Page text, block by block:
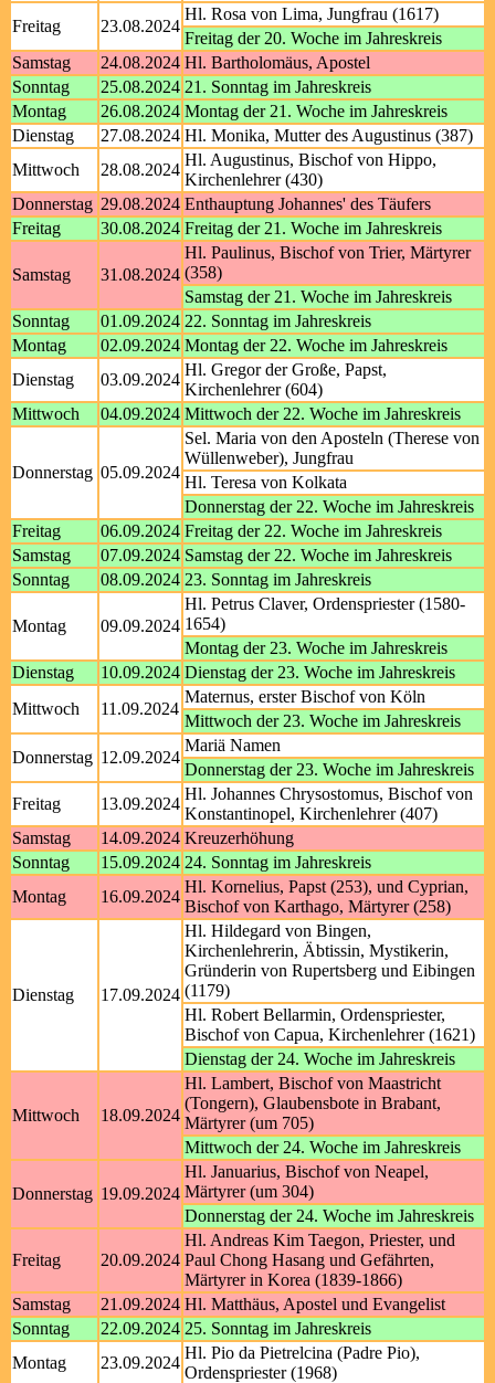
Freitag
23.08.2024
Hl. Rosa von Lima, Jungfrau (1617)
Freitag der 20. Woche im Jahreskreis
Samstag
24.08.2024 Hl. Bartholomäus, Apostel
Sonntag
25.08.2024 21. Sonntag im Jahreskreis
Montag
26.08.2024 Montag der 21. Woche im Jahreskreis
Dienstag
27.08.2024 Hl. Monika, Mutter des Augustinus (387)
Mittwoch
28.08.2024
Hl. Augustinus, Bischof von Hippo,
Kirchenlehrer (430)
Donnerstag 29.08.2024 Enthauptung Johannes' des Täufers
Freitag
30.08.2024 Freitag der 21. Woche im Jahreskreis
Samstag 31.08.2024
Hl. Paulinus, Bischof von Trier, Märtyrer
(358)
Samstag der 21. Woche im Jahreskreis
Sonntag
01.09.2024 22. Sonntag im Jahreskreis
Montag
02.09.2024 Montag der 22. Woche im Jahreskreis
Dienstag
03.09.2024
Hl. Gregor der Große, Papst,
Kirchenlehrer (604)
Mittwoch
04.09.2024 Mittwoch der 22. Woche im Jahreskreis
Donnerstag 05.09.2024
Sel. Maria von den Aposteln (Therese von
Wüllenweber), Jungfrau
Hl. Teresa von Kolkata
Donnerstag der 22. Woche im Jahreskreis
Freitag
06.09.2024 Freitag der 22. Woche im Jahreskreis
Samstag
07.09.2024 Samstag der 22. Woche im Jahreskreis
Sonntag
08.09.2024 23. Sonntag im Jahreskreis
Montag 09.09.2024
Hl. Petrus Claver, Ordenspriester (1580-
1654)
Montag der 23. Woche im Jahreskreis
Dienstag
10.09.2024 Dienstag der 23. Woche im Jahreskreis
Mittwoch
11.09.2024
Maternus, erster Bischof von Köln
Mittwoch der 23. Woche im Jahreskreis
Donnerstag 12.09.2024
Mariä Namen
Donnerstag der 23. Woche im Jahreskreis
Freitag
13.09.2024
Hl. Johannes Chrysostomus, Bischof von
Konstantinopel, Kirchenlehrer (407)
Samstag
14.09.2024 Kreuzerhöhung
Sonntag
15.09.2024 24. Sonntag im Jahreskreis
Montag
16.09.2024
Hl. Kornelius, Papst (253), und Cyprian,
Bischof von Karthago, Märtyrer (258)
Dienstag 17.09.2024
Hl. Hildegard von Bingen,
Kirchenlehrerin, Äbtissin, Mystikerin,
Gründerin von Rupertsberg und Eibingen
(1179)
Hl. Robert Bellarmin, Ordenspriester,
Bischof von Capua, Kirchenlehrer (1621)
Dienstag der 24. Woche im Jahreskreis
Mittwoch 18.09.2024
Hl. Lambert, Bischof von Maastricht
(Tongern), Glaubensbote in Brabant,
Märtyrer (um 705)
Mittwoch der 24. Woche im Jahreskreis
Donnerstag 19.09.2024
Hl. Januarius, Bischof von Neapel,
Märtyrer (um 304)
Donnerstag der 24. Woche im Jahreskreis
Freitag 20.09.2024
Hl. Andreas Kim Taegon, Priester, und
Paul Chong Hasang und Gefährten,
Märtyrer in Korea (1839-1866)
Samstag
21.09.2024 Hl. Matthäus, Apostel und Evangelist
Sonntag
22.09.2024 25. Sonntag im Jahreskreis
Montag
23.09.2024
Hl. Pio da Pietrelcina (Padre Pio),
Ordenspriester (1968)